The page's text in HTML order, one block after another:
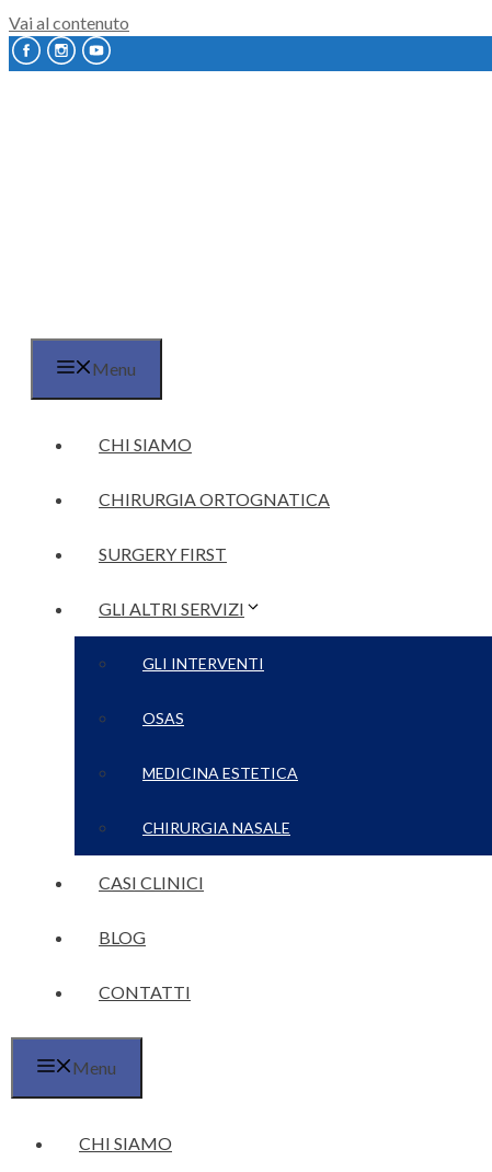
Vai al contenuto
Menu
CHI SIAMO
CHIRURGIA ORTOGNATICA
SURGERY FIRST
GLI ALTRI SERVIZI
GLI INTERVENTI
OSAS
MEDICINA ESTETICA
CHIRURGIA NASALE
CASI CLINICI
BLOG
CONTATTI
Menu
CHI SIAMO